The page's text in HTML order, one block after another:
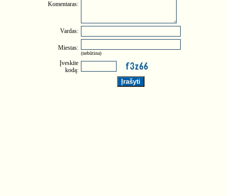
Komentaras:
Vardas:
Miestas:
(nebūtina)
Įveskite
kodą: